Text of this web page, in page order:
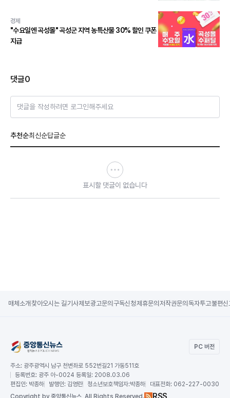
경제
"수요일엔 곡성몰" 곡성군 지역 농특산물 30% 할인 쿠폰
지급
댓글0
댓글을 작성하려면 로그인해주세요
추천순최신순답글순
표시할 댓글이 없습니다
매체소개 찾아오시는 길기사제보광고문의 구독신청제휴문의 저작권문의 독자투고불편신
PC 버전
주소: 광주광역시 남구 천변좌로 552번길21 가동511호
등록번호: 광주 아-0024 등록일: 2008.03.06
편집인: 박종하 발행인: 김영란 청소년보호책임자:박종하 대표전화: 062-227-0030
Copyright by 중앙통신뉴스, All Rights Reserved.